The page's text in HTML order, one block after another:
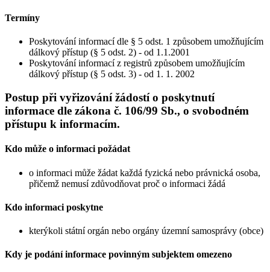
Termíny
Poskytování informací dle § 5 odst. 1 způsobem umožňujícím
dálkový přístup (§ 5 odst. 2) - od 1.1.2001
Poskytování informací z registrů způsobem umožňujícím
dálkový přístup (§ 5 odst. 3) - od 1. 1. 2002
Postup při vyřizování žádostí o poskytnutí
informace dle zákona č. 106/99 Sb., o svobodném
přístupu k informacím.
Kdo může o informaci požádat
o informaci může žádat každá fyzická nebo právnická osoba,
přičemž nemusí zdůvodňovat proč o informaci žádá
Kdo informaci poskytne
kterýkoli státní orgán nebo orgány územní samosprávy (obce)
Kdy je podání informace povinným subjektem omezeno